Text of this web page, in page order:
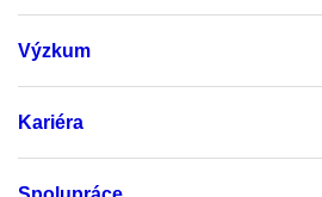
Výzkum
Kariéra